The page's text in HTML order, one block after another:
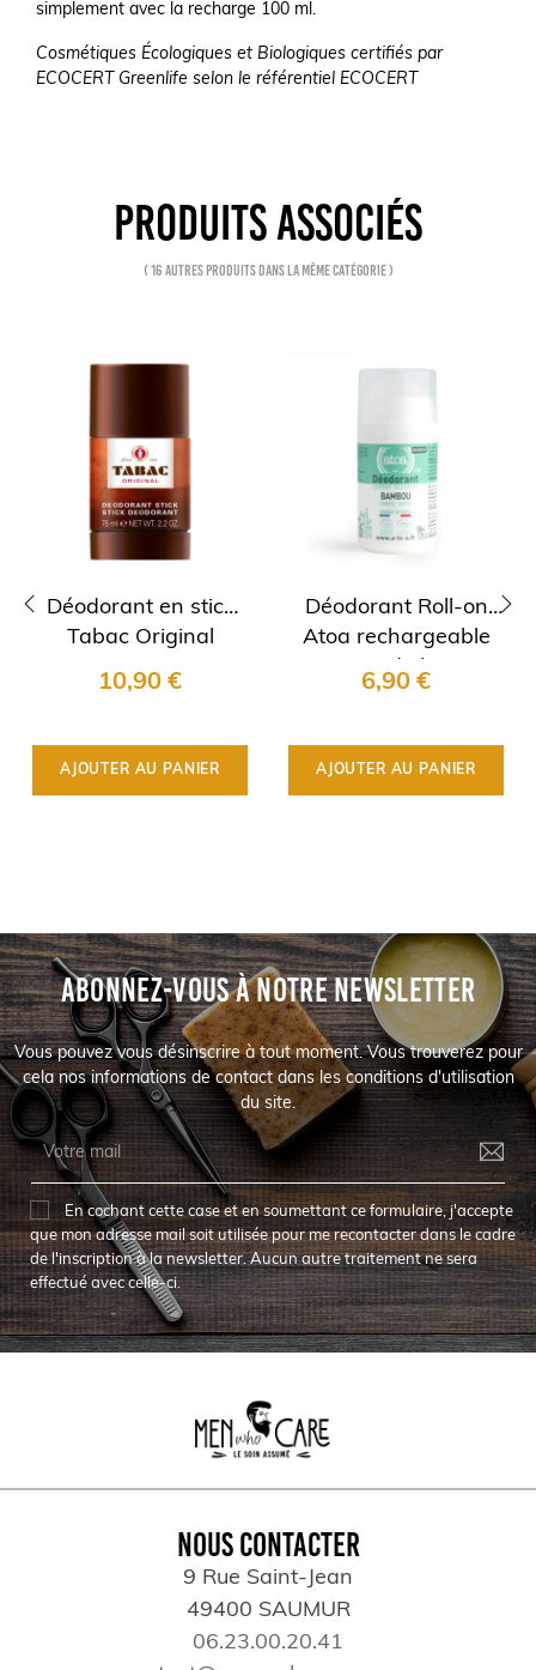
simplement avec la recharge 100 ml.
Cosmétiques Écologiques et Biologiques certifiés par
ECOCERT Greenlife selon le référentiel ECOCERT
PRODUITS ASSOCIÉS
( 16 autres produits dans la même catégorie )
Déodorant en stick
Tabac Original
10,90 €
AJOUTER AU PANIER
Déodorant Roll-on
Atoa rechargeable
Pierre d'alun &
Bambou
6,90 €
AJOUTER AU PANIER
ABONNEZ-VOUS À NOTRE NEWSLETTER
Vous pouvez vous désinscrire à tout moment. Vous trouverez pour
cela nos informations de contact dans les conditions d'utilisation
du site.
En cochant cette case et en soumettant ce formulaire, j'accepte
que mon adresse mail soit utilisée pour me recontacter dans le cadre
de l'inscription à la newsletter. Aucun autre traitement ne sera
effectué avec celle-ci.
NOUS CONTACTER
9 Rue Saint-Jean
49400 SAUMUR
06.23.00.20.41